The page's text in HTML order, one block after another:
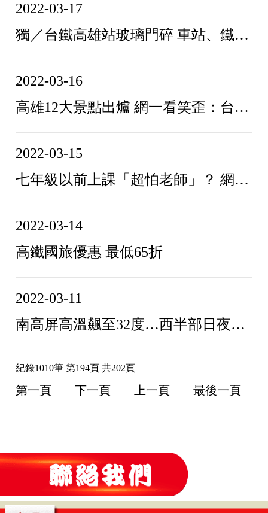
2022-03-17
獨／台鐵高雄站玻璃門碎 車站、鐵道局互踢皮球再協商
2022-03-16
高雄12大景點出爐 網一看笑歪：台南人被羞辱了
2022-03-15
七年級以前上課「超怕老師」？ 網揭恐怖過往：現代早被告
2022-03-14
高鐵國旅優惠 最低65折
2022-03-11
南高屏高溫飆至32度…西半部日夜溫差大 下週一鋒面快速掠過
紀錄1010筆 第194頁 共202頁
第一頁 下一頁 上一頁 最後一頁